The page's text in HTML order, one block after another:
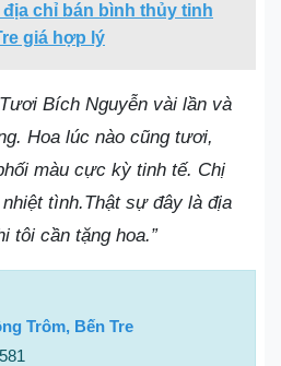
địa chỉ bán bình thủy tinh
giá hợp lý
Bích Nguyễn vài lần và
Hoa lúc nào cũng tươi,
màu cực kỳ tinh tế. Chị
tình.Thật sự đây là địa
tôi cần tặng hoa.”
Trôm, Bến Tre